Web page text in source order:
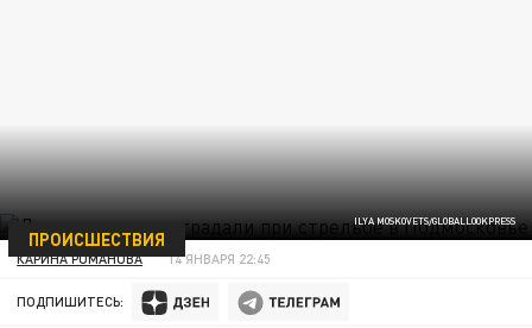
ILYA MOSKOVETS/GLOBALLOOKPRESS
ПРОИСШЕСТВИЯ
КАРИНА РОМАНОВА 14 ЯНВАРЯ 22:45
ПОДПИШИТЕСЬ: